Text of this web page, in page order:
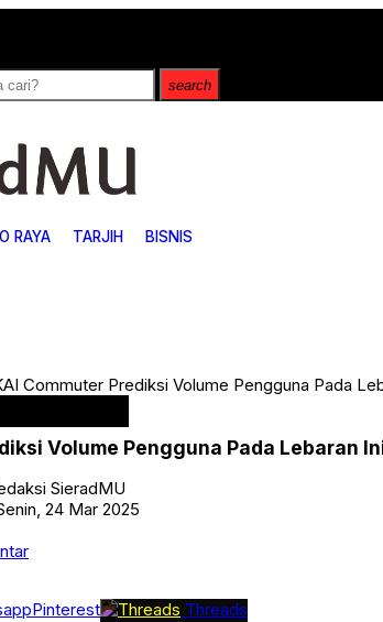
search
RAYA TARJIH BISNIS
XIV
Commuter Prediksi Volume Pengguna Pada
Volume Pengguna Pada Lebaran
SieradMU
24 Mar 2025
Pinterest Threads